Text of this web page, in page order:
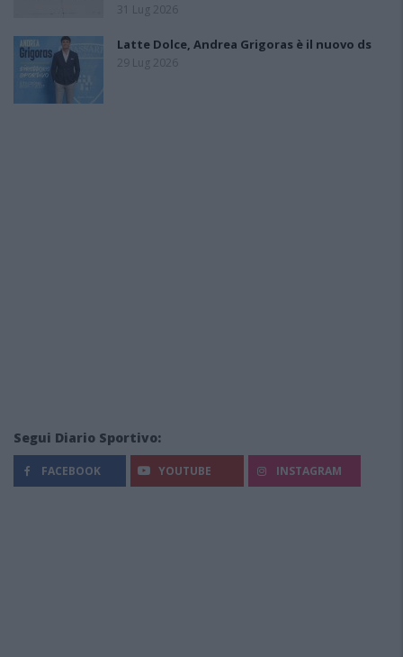
31 Lug 2026
Latte Dolce, Andrea Grigoras è il nuovo ds
29 Lug 2026
Segui Diario Sportivo:
FACEBOOK YOUTUBE INSTAGRAM